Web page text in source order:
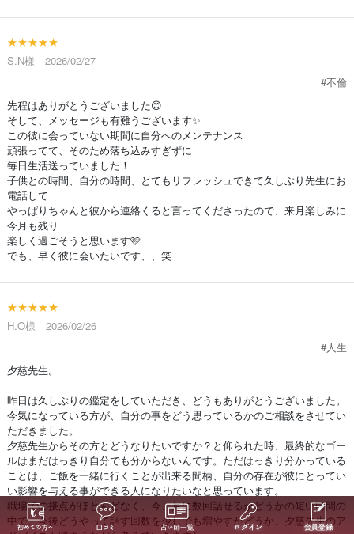
★★★★★
S.N様 2026/02/27
#不倫
先程はありがとうございました😊
そして、メッセージも有難うございます✨
この彼に会っていない期間に自分へのメンテナンス
頑張ってて、そのため落ち込みすぎずに
毎日生活送っていました！
子供との時間、自分の時間、とてもリフレッシュできて久しぶり先生にお
電話して
やっぱりちゃんと彼から連絡くると言ってくださったので、来月楽しみに
今月も残り
楽しく過ごそうと思います🩷
でも、早く彼に会いたいです、、笑
★★★★★
H.O様 2026/02/26
#人生
夕慈先生。
昨日は久しぶりの鑑定をしていただき、どうもありがとうございました。
今気になっている方が、自分の事をどう思っているかのご相談をさせてい
ただきました。
夕慈先生からその方とどうなりたいですか？と仰られた時、最終的なゴー
ルはまだはっきり自分でも分からないんです。ただはっきり分かっている
ことは、ご飯を一緒に行くことが出来る間柄、自分の存在が彼にとってい
い影響を与える事ができる人になりたいなと思っています。
職場での接点がほとんどなく、今、月に数回話せるかどうかの短い時間の
中で、今後どうやって話す回数を少しでも増やすかどうか、夕慈先生のア